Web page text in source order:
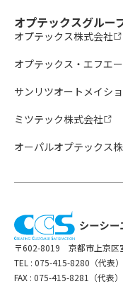
オプテックスグルー
オプテックス株式会社
オプテックス・エフエ
サンリツオートメイシ
ミツテック株式会社
オーパルオプテックス
〒602-8019 京都市上京区
TEL : 075-415-8280（代表）
FAX : 075-415-8281（代表）